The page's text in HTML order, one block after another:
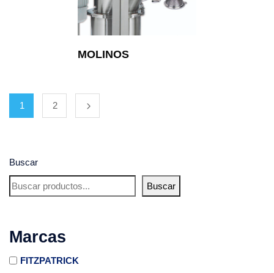
Buscar
Buscar
Marcas
FITZPATRICK
MOLINOS
1 2